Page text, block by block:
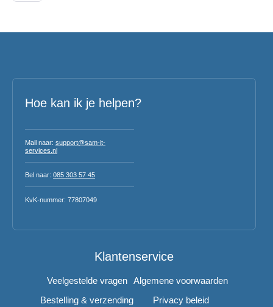
Hoe kan ik je helpen?
Mail naar: support@sam-it-
services.nl
Bel naar: 085 303 57 45
KvK-nummer: 77807049
Klantenservice
Veelgestelde vragen
Bestelling & verzending
Algemene voorwaarden
Privacy beleid